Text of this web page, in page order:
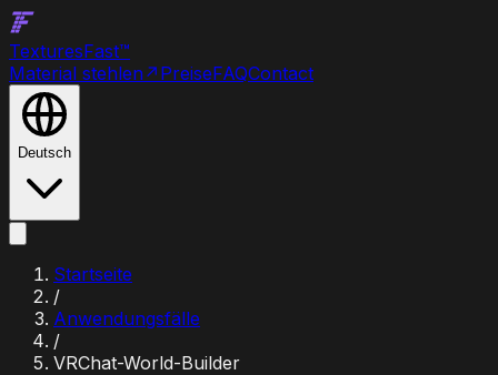
TexturesFast™
Material stehlen ↗ PreiseFAQContact
Deutsch
Startseite
/
Anwendungsfälle
/
VRChat-World-Builder